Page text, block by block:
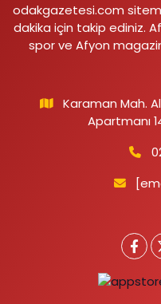
odakgazetesi.com
dakika için takip ediniz.
spor ve Afyon
Karaman Mah.
Apartmanı